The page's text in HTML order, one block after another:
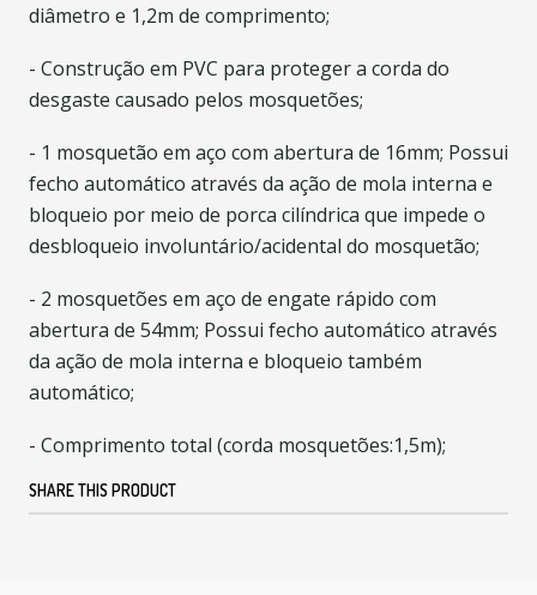
diâmetro e 1,2m de comprimento;
- Construção em PVC para proteger a corda do
desgaste causado pelos mosquetões;
- 1 mosquetão em aço com abertura de 16mm; Possui
fecho automático através da ação de mola interna e
bloqueio por meio de porca cilíndrica que impede o
desbloqueio involuntário/acidental do mosquetão;
- 2 mosquetões em aço de engate rápido com
abertura de 54mm; Possui fecho automático através
da ação de mola interna e bloqueio também
automático;
- Comprimento total (corda mosquetões:1,5m);
SHARE THIS PRODUCT